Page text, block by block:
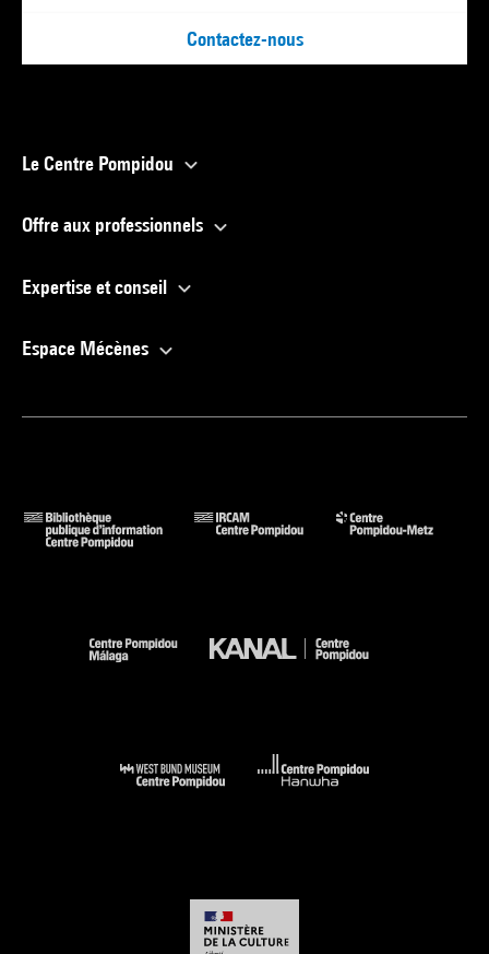
Contactez-nous
Le Centre Pompidou
Offre aux professionnels
Expertise et conseil
Espace Mécènes